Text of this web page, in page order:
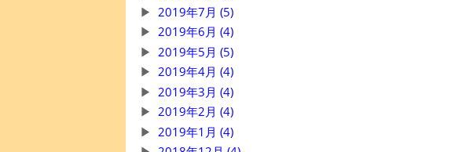
2019年7月 (5)
2019年6月 (4)
2019年5月 (5)
2019年4月 (4)
2019年3月 (4)
2019年2月 (4)
2019年1月 (4)